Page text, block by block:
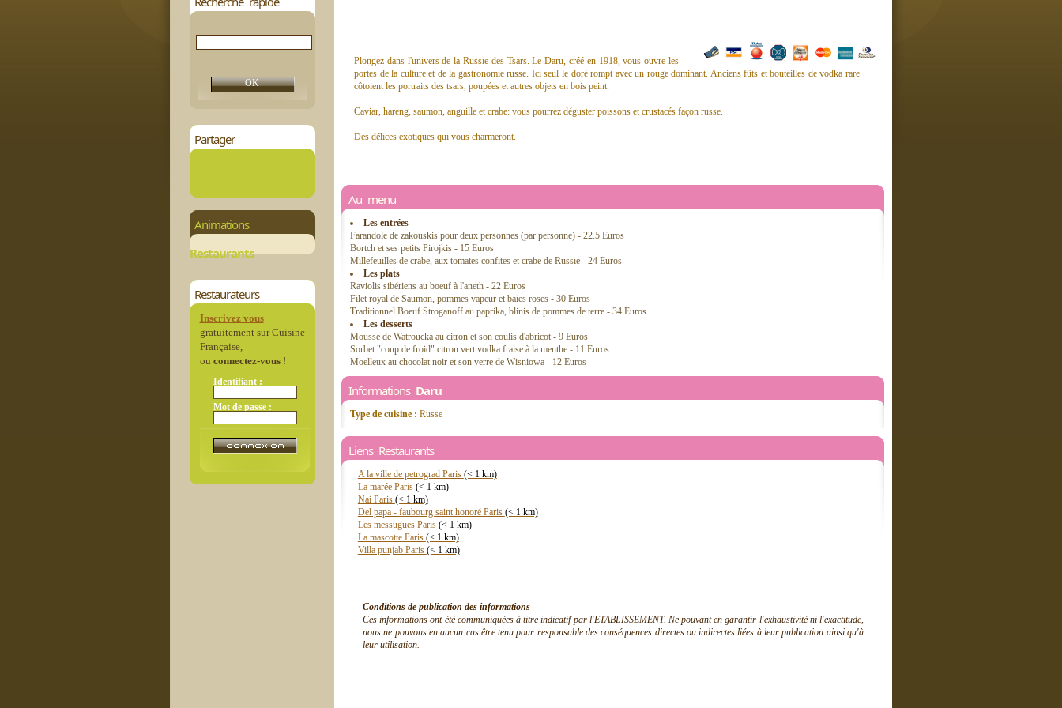
Partager
Animations
Restaurants
Restaurateurs
Inscrivez vous
gratuitement sur Cuisine
Française,
ou connectez-vous!
Identifiant :
Mot de passe :
Plongez dans l'univers de la Russie des Tsars. Le Daru, créé en 1918, vous ouvre les
portes de la culture et de la gastronomie russe. Ici seul le doré rompt avec un rouge dominant. Anciens fûts et bouteilles de vodka rare
côtoient les portraits des tsars, poupées et autres objets en bois peint.
Caviar, hareng, saumon, anguille et crabe: vous pourrez déguster poissons et crustacés façon russe.
Des délices exotiques qui vous charmeront.
Au menu
Les entrées
Farandole de zakouskis pour deux personnes (par personne) - 22.5 Euros
Bortch et ses petits Pirojkis - 15 Euros
Millefeuilles de crabe, aux tomates confites et crabe de Russie - 24 Euros
Les plats
Raviolis sibériens au boeuf à l'aneth - 22 Euros
Filet royal de Saumon, pommes vapeur et baies roses - 30 Euros
Traditionnel Boeuf Stroganoff au paprika, blinis de pommes de terre - 34 Euros
Les desserts
Mousse de Watroucka au citron et son coulis d'abricot - 9 Euros
Sorbet "coup de froid" citron vert vodka fraise à la menthe - 11 Euros
Moelleux au chocolat noir et son verre de Wisniowa - 12 Euros
Informations Daru
Type de cuisine : Russe
Liens Restaurants
A la ville de petrograd Paris (< 1 km)
La marée Paris (< 1 km)
Nai Paris (< 1 km)
Del papa - faubourg saint honoré Paris (< 1 km)
Les messugues Paris (< 1 km)
La mascotte Paris (< 1 km)
Villa punjab Paris (< 1 km)
Conditions de publication des informations
Ces informations ont été communiquées à titre indicatif par l'ETABLISSEMENT. Ne pouvant en garantir l'exhaustivité ni l'exactitude,
nous ne pouvons en aucun cas être tenu pour responsable des conséquences directes ou indirectes liées à leur publication ainsi qu'à
leur utilisation.